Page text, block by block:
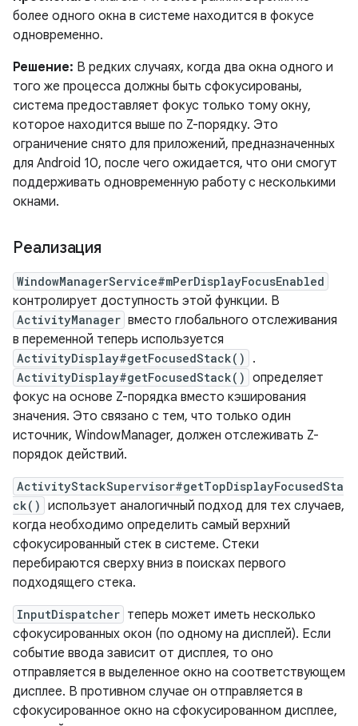
более одного окна в системе находится в фокусе
одновременно.
Решение: В редких случаях, когда два окна одного и
того же процесса должны быть сфокусированы,
система предоставляет фокус только тому окну,
которое находится выше по Z-порядку. Это
ограничение снято для приложений, предназначенных
для Android 10, после чего ожидается, что они смогут
поддерживать одновременную работу с несколькими
окнами.
Реализация
WindowManagerService#mPerDisplayFocusEnabled
контролирует доступность этой функции. В
ActivityManager вместо глобального отслеживания
в переменной теперь используется
ActivityDisplay#getFocusedStack() .
ActivityDisplay#getFocusedStack() определяет
фокус на основе Z-порядка вместо кэширования
значения. Это связано с тем, что только один
источник, WindowManager, должен отслеживать Z-
порядок действий.
ActivityStackSupervisor#getTopDisplayFocusedSta
ck() использует аналогичный подход для тех случаев,
когда необходимо определить самый верхний
сфокусированный стек в системе. Стеки
перебираются сверху вниз в поисках первого
подходящего стека.
InputDispatcher теперь может иметь несколько
сфокусированных окон (по одному на дисплей). Если
событие ввода зависит от дисплея, то оно
отправляется в выделенное окно на соответствующем
дисплее. В противном случае он отправляется в
сфокусированное окно на сфокусированном дисплее,